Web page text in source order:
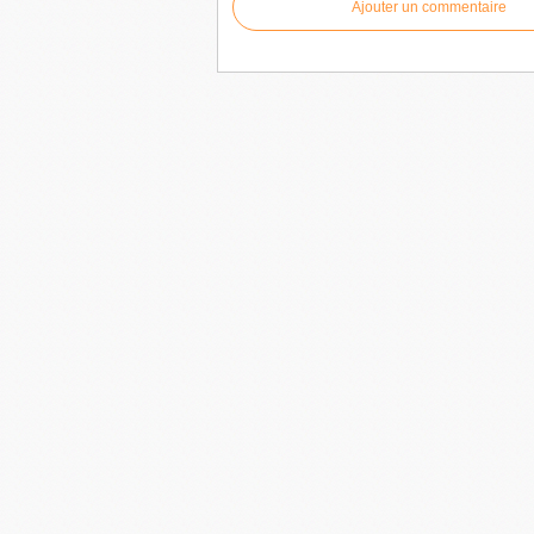
Ajouter un commentaire